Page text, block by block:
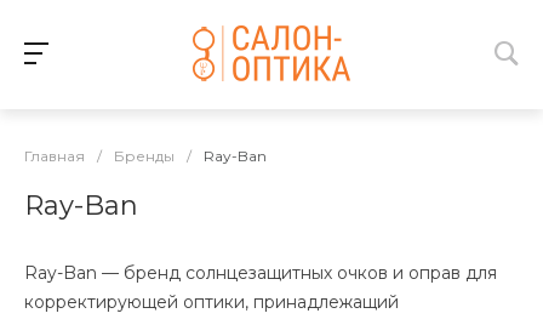
Главная / Бренды / Ray-Ban
Ray-Ban
Ray-Ban — бренд солнцезащитных очков и оправ для
корректирующей оптики, принадлежащий